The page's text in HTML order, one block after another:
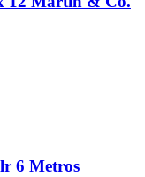
6 Metros